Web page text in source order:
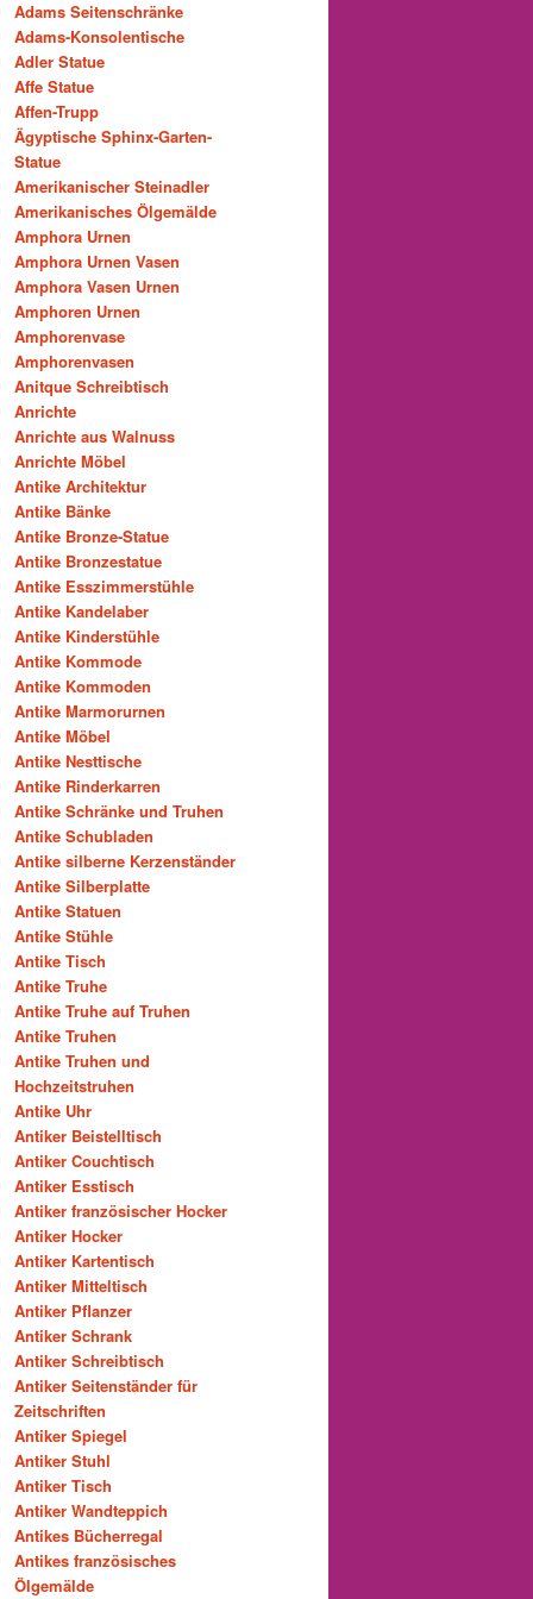
Adams Seitenschränke
Adams-Konsolentische
Adler Statue
Affe Statue
Affen-Trupp
Ägyptische Sphinx-Garten-
Statue
Amerikanischer Steinadler
Amerikanisches Ölgemälde
Amphora Urnen
Amphora Urnen Vasen
Amphora Vasen Urnen
Amphoren Urnen
Amphorenvase
Amphorenvasen
Anitque Schreibtisch
Anrichte
Anrichte aus Walnuss
Anrichte Möbel
Antike Architektur
Antike Bänke
Antike Bronze-Statue
Antike Bronzestatue
Antike Esszimmerstühle
Antike Kandelaber
Antike Kinderstühle
Antike Kommode
Antike Kommoden
Antike Marmorurnen
Antike Möbel
Antike Nesttische
Antike Rinderkarren
Antike Schränke und Truhen
Antike Schubladen
Antike silberne Kerzenständer
Antike Silberplatte
Antike Statuen
Antike Stühle
Antike Tisch
Antike Truhe
Antike Truhe auf Truhen
Antike Truhen
Antike Truhen und
Hochzeitstruhen
Antike Uhr
Antiker Beistelltisch
Antiker Couchtisch
Antiker Esstisch
Antiker französischer Hocker
Antiker Hocker
Antiker Kartentisch
Antiker Mitteltisch
Antiker Pflanzer
Antiker Schrank
Antiker Schreibtisch
Antiker Seitenständer für
Zeitschriften
Antiker Spiegel
Antiker Stuhl
Antiker Tisch
Antiker Wandteppich
Antikes Bücherregal
Antikes französisches
Ölgemälde